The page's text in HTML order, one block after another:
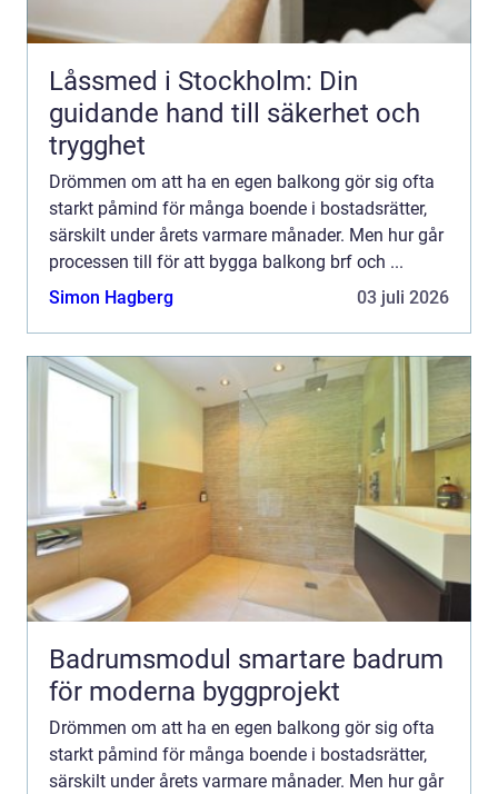
Låssmed i Stockholm: Din
guidande hand till säkerhet och
trygghet
Drömmen om att ha en egen balkong gör sig ofta
starkt påmind för många boende i bostadsrätter,
särskilt under årets varmare månader. Men hur går
processen till för att bygga balkong brf och ...
Simon Hagberg
03 juli 2026
Badrumsmodul smartare badrum
för moderna byggprojekt
Drömmen om att ha en egen balkong gör sig ofta
starkt påmind för många boende i bostadsrätter,
särskilt under årets varmare månader. Men hur går